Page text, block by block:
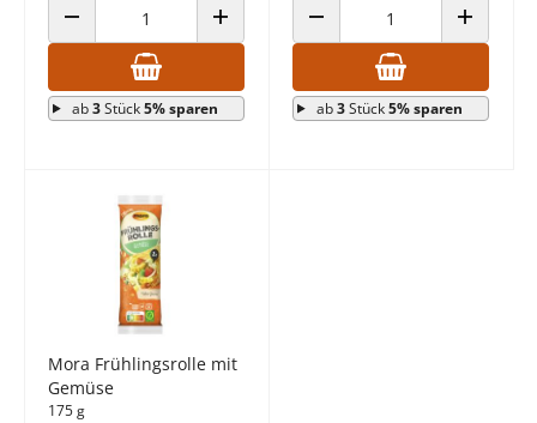
ANZAHL VERRINGERN ANZAHL ERHÖHEN
ab3Stück5% sparen
ANZAHL VERRINGERN ANZAHL
ab3Stück5% sparen
Mora Frühlingsrolle mit
Gemüse
175 g